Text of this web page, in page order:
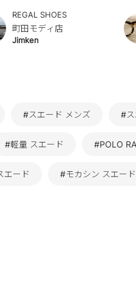
REGAL SHOES
町田モディ店
Jimken
#スエード メンズ #ス
#軽量 スエード #POLO
エード #モカシン スエード